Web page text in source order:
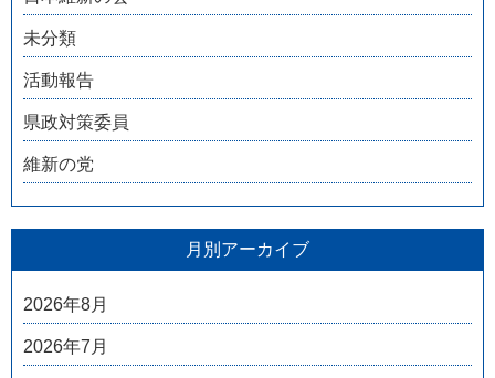
未分類
活動報告
県政対策委員
維新の党
月別アーカイブ
2026年8月
2026年7月